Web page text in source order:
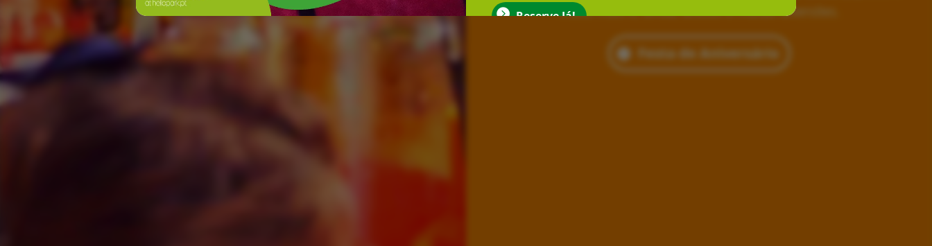
muito mais e, ainda, acesso a muitas diversões.
Festa de Aniversário
Reserve Já!